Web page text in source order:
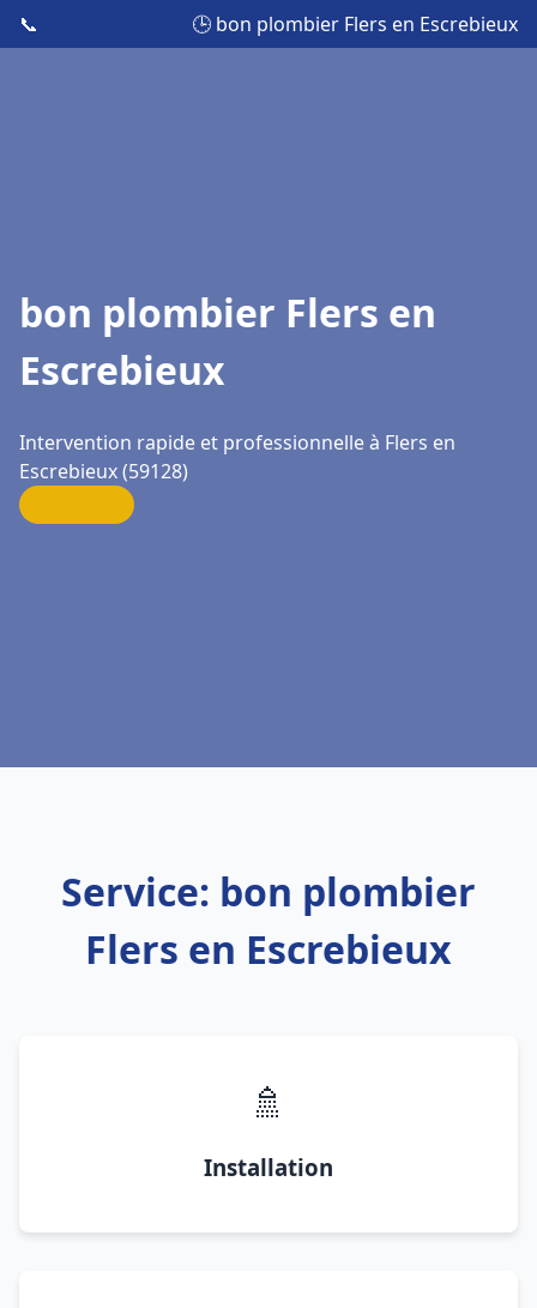
📞 🕒 bon plombier Flers en Escrebieux
bon plombier Flers en
Escrebieux
Intervention rapide et professionnelle à Flers en
Escrebieux (59128)
Service: bon plombier
Flers en Escrebieux
🚿
Installation